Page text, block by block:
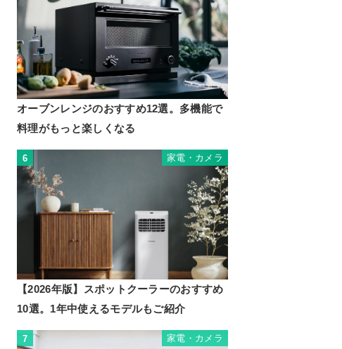
オーブンレンジのおすすめ12選。多機能で
料理がもっと楽しくなる
6 家電・カメラ
【2026年版】スポットクーラーのおすすめ
10選。1年中使えるモデルもご紹介
7 家電・カメラ